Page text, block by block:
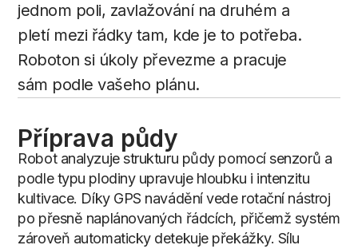
jednom poli, zavlažování na druhém a
pletí mezi řádky tam, kde je to potřeba.
Roboton si úkoly převezme a pracuje
sám podle vašeho plánu.
Příprava půdy
Robot analyzuje strukturu půdy pomocí senzorů a
podle typu plodiny upravuje hloubku i intenzitu
kultivace. Díky GPS navádění vede rotační nástroj
po přesně naplánovaných řádcích, přičemž systém
zároveň automaticky detekuje překážky. Sílu